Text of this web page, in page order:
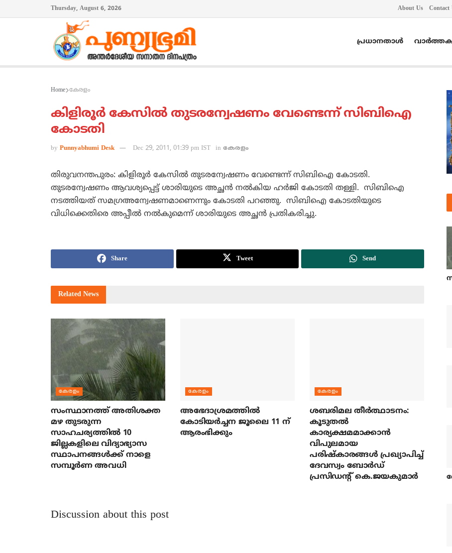
Thursday, August 6, 2026 About Us Contact
പ്രധാനതാൾ
Home കേരളം
കിളിരൂര്‍ കേസില്‍ തുടരന്വേഷണം വേണ്ടെന്ന് സിബിഐ
കോടതി
by Punnyabhumi Desk Dec 29, 2011, 01:39 pm IST in കേരളം
തിരുവനന്തപുരം: കിളിരൂര്‍ കേസില്‍ തുടരന്വേഷണം വേണ്ടെന്ന് സിബിഐ കോടതി.
തുടരന്വേഷണം ആവശ്യപ്പെട്ട് ശാരിയുടെ അച്ഛന്‍ നല്‍കിയ ഹര്‍ജി കോടതി തള്ളി. സിബിഐ
നടത്തിയത് സമഗ്രഅന്വേഷണമാണെന്നും കോടതി പറഞ്ഞു. സിബിഐ കോടതിയുടെ
വിധിക്കെതിരെ അപ്പീല്‍ നല്‍കുമെന്ന് ശാരിയുടെ അച്ഛന്‍ പ്രതികരിച്ചു.
Share Tweet Send
Related News
കേരളം
സംസ്ഥാനത്ത് അതിശക്ത
മഴ തുടരുന്ന
സാഹചര്യത്തിൽ 10
ജില്ലകളിലെ വിദ്യാഭ്യാസ
സ്ഥാപനങ്ങൾക്ക് നാളെ
സമ്പൂർണ അവധി
കേരളം
അഭേദാശ്രമത്തില്‍
കോടിയര്‍ച്ചന ജൂലൈ 11 ന്
ആരംഭിക്കും
കേരളം
ശബരിമല തീര്‍ത്ഥാടനം:
കൂടുതല്‍
കാര്യക്ഷമമാക്കാന്‍
വിപുലമായ
പരിഷ്‌കാരങ്ങള്‍ പ്രഖ്യാപിച്ച്
ദേവസ്വം ബോര്‍ഡ്
പ്രസിഡന്റ് കെ.ജയകുമാര്‍
Discussion about this post